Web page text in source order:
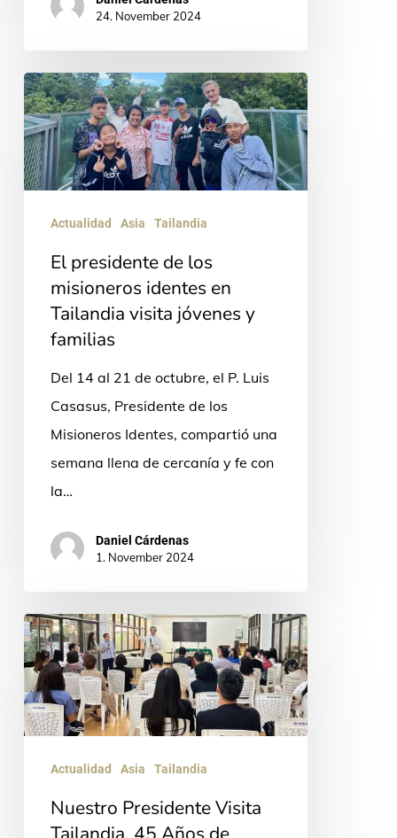
24. November 2024
El
presidente
de
los
identes
Tailandia
visita
jóvenes
familias
Actualidad Asia Tailandia
El presidente de los
misioneros identes en
Tailandia visita jóvenes y
familias
Del 14 al 21 de octubre, el P. Luis
Casasus, Presidente de los
Misioneros Identes, compartió una
semana llena de cercanía y fe con
la…
Daniel Cárdenas
1. November 2024
Nuestro
Presidente
Visita
Tailandia.
45
Años
misión
Actualidad Asia Tailandia
Nuestro Presidente Visita